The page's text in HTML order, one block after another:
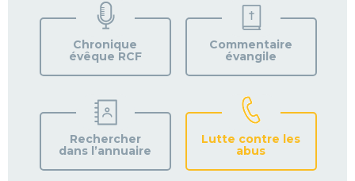
VOTRE
PAROISSE
Chronique
évêque RCF
Commentaire
évangile
Rechercher
dans l’annuaire
Lutte contre les
abus